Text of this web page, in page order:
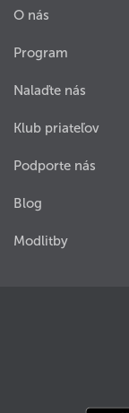
O nás
Program
Nalaďte nás
Klub priateľov
Podporte nás
Blog
Modlitby